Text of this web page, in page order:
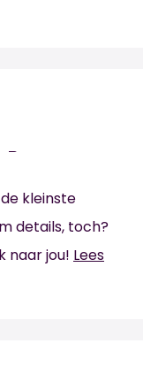
kleinste
details, toch?
naar jou! Lees